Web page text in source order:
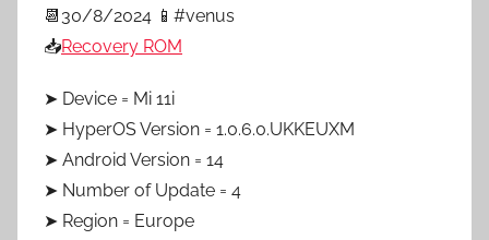
📆30/8/2024 📱#venus
📥Recovery ROM
➤ Device = Mi 11i
➤ HyperOS Version = 1.0.6.0.UKKEUXM
➤ Android Version = 14
➤ Number of Update = 4
➤ Region = Europe